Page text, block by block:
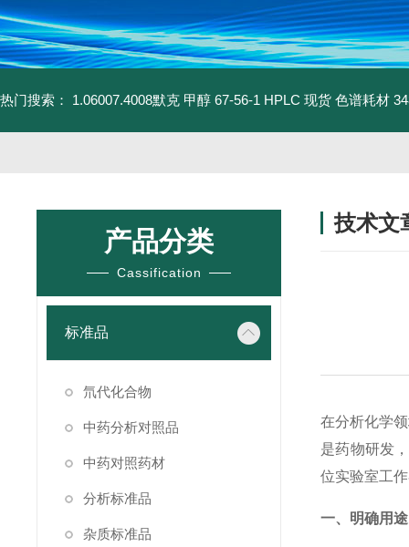
热门搜索： 1.06007.4008默克 甲醇 67-56-1 HPLC 现货 色谱耗材
产品分类
Cassification
标准品
氘代化合物
中药分析对照品
中药对照药材
分析标准品
杂质标准品
技术文
在分析化学
是药物研发
位实验室工
一、明确用